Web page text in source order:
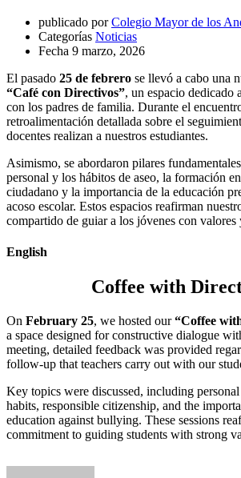
publicado por Colegio Mayor de los
Categorías Noticias
Fecha 9 marzo, 2026
El pasado 25 de febrero se llevó a cabo una
“Café con Directivos”, un espacio dedicado
con los padres de familia. Durante el
retroalimentación detallada sobre el
docentes realizan a nuestros estudiantes.
Asimismo, se abordaron pilares
personal y los hábitos de aseo, la formación
ciudadano y la importancia de la educación
acoso escolar. Estos espacios reafirman
compartido de guiar a los jóvenes con valores
English
Coffee with
On February 25, we hosted our“Coffee
a space designed for constructive dialogue
meeting, detailed feedback was provided
follow-up that teachers carry out with our
Key topics were discussed, including
habits, responsible citizenship, and the
education against bullying. These sessions
commitment to guiding students with strong